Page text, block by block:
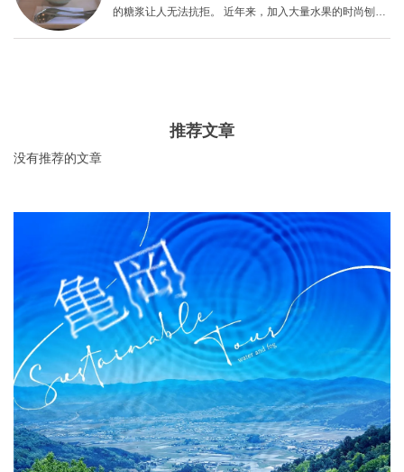
的糖浆让人无法抗拒。 近年来，加入大量水果的时尚刨冰
推荐文章
没有推荐的文章